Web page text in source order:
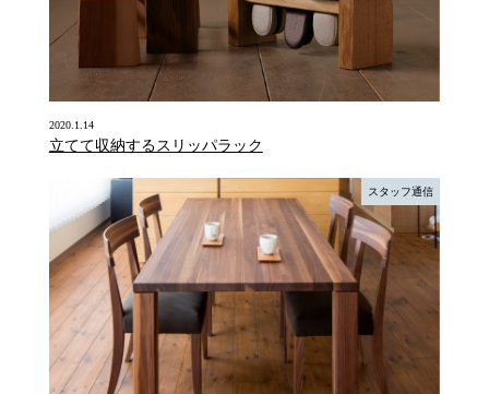
2020.1.14
立てて収納するスリッパラック
スタッフ通信